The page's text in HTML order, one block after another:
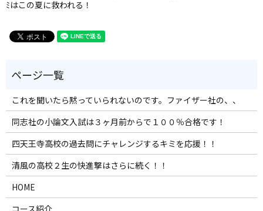
ﾐはこの夏に救われる！
これを聞いたら黙っていられないのです。ファイザー社の、、
同志社の小論文入試は３ヶ月前からで１００％合格です！
四天王寺高校の過去問にチャレンジするキミを応援！！
清風の高校２生の快進撃はさらに続く！！
HOME
コース紹介